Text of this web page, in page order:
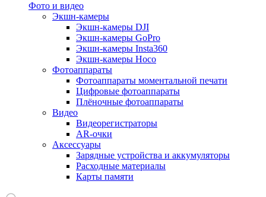
Фото и видео
Экшн-камеры
Экшн-камеры DJI
Экшн-камеры GoPro
Экшн-камеры Insta360
Экшн-камеры Hoco
Фотоаппараты
Фотоаппараты моментальной печати
Цифровые фотоаппараты
Плёночные фотоаппараты
Видео
Видеорегистраторы
AR-очки
Аксессуары
Зарядные устройства и аккумуляторы
Расходные материалы
Карты памяти